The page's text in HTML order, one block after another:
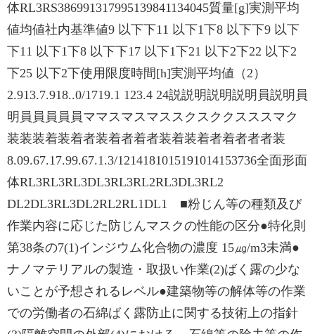
体RL3RS386991317995139841134045質量[g]実測平均
値均値社内基準値9 以下下11 以下1下8 以下下9 以下
下11 以下1下8 以下下17 以下1下21 以下2下22 以下2
下25 以下2下使用限度時間[h]実測平均値（2）
2.913.7.918..0/1719.1 123.4 24説説明説明説明員説明員
明員員員員員ママスマスマススクスククスススマク
装装装着装着者装着者着者装着装着者着者者者装
8.09.67.17.99.67.1.3/1214181015191014153736全面形面
体RL3RL3RL3DL3RL3RL2RL3DL3RL2
DL2DL3RL3DL2RL2RL1DL1 ■粉じん等の種類及び
作業内容に応じた防じんマスクの性能の区分●特化則
第38条の7(1)インジウム化合物の濃度 15㎍/m3未満●
ナノマテリアルの製造・取扱い作業(2)ばく露の少な
いことが予想されるレベル●建築物等の解体等の作業
での労働者の石綿ばく露防止に関する技術上の指針